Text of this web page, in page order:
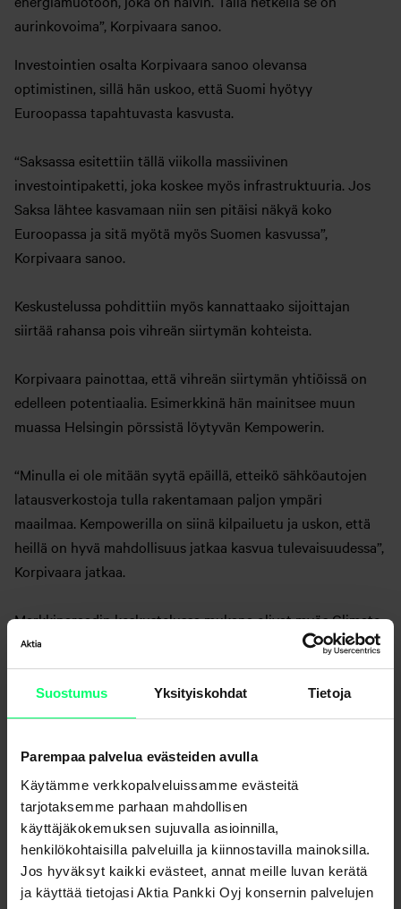
Suostumus Yksityiskohdat Tietoja
Parempaa palvelua evästeiden avulla
Käytämme verkkopalveluissamme evästeitä
tarjotaksemme parhaan mahdollisen
käyttäjäkokemuksen sujuvalla asioinnilla,
henkilökohtaisilla palveluilla ja kiinnostavilla mainoksilla.
Jos hyväksyt kaikki evästeet, annat meille luvan kerätä
ja käyttää tietojasi Aktia Pankki Oyj konsernin palvelujen
aurinkovoima”, Korpivaara sanoo.
Investointien osalta Korpivaara sanoo olevansa
optimistinen, sillä hän uskoo, että Suomi hyötyy
Euroopassa tapahtuvasta kasvusta.
“Saksassa esitettiin tällä viikolla massiivinen
investointipaketti, joka koskee myös infrastruktuuria. Jos
Saksa lähtee kasvamaan niin sen pitäisi näkyä koko
Euroopassa ja sitä myötä myös Suomen kasvussa”,
Korpivaara sanoo.
Keskustelussa pohdittiin myös kannattaako sijoittajan
siirtää rahansa pois vihreän siirtymän kohteista.
Korpivaara painottaa, että vihreän siirtymän yhtiöissä on
edelleen potentiaalia. Esimerkkinä hän mainitsee muun
muassa Helsingin pörssistä löytyvän Kempowerin.
“Minulla ei ole mitään syytä epäillä, etteikö sähköautojen
latausverkostoja tulla rakentamaan paljon ympäri
maailmaa. Kempowerilla on siinä kilpailuetu ja uskon, että
heillä on hyvä mahdollisuus jatkaa kasvua tulevaisuudessa”,
Korpivaara jatkaa.
Markkinaraadin keskustelussa mukana olivat myös Climate
Leadership Coalitionin toimitusjohtaja
Tuuli Kaskinenja
EK:n vihreän kasvun johtajaUlla Heinonen.
Videon toistaminen vaatii sivuston